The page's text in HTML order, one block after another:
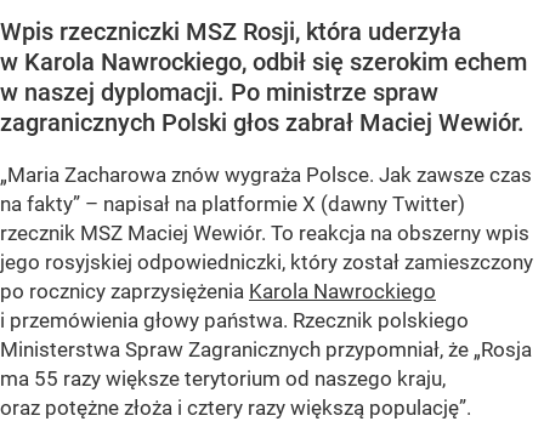
Wpis rzeczniczki MSZ Rosji, która uderzyła
w Karola Nawrockiego, odbił się szerokim echem
w naszej dyplomacji. Po ministrze spraw
zagranicznych Polski głos zabrał Maciej Wewiór.
„Maria Zacharowa znów wygraża Polsce. Jak zawsze czas
na fakty” – napisał na platformie X (dawny Twitter)
rzecznik MSZ Maciej Wewiór. To reakcja na obszerny wpis
jego rosyjskiej odpowiedniczki, który został zamieszczony
po rocznicy zaprzysiężenia Karola Nawrockiego
i przemówienia głowy państwa. Rzecznik polskiego
Ministerstwa Spraw Zagranicznych przypomniał, że „Rosja
ma 55 razy większe terytorium od naszego kraju,
oraz potężne złoża i cztery razy większą populację”.